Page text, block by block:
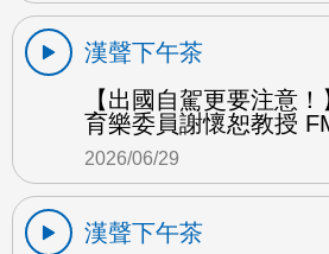
漢聲下午茶
【出國自駕更要注意
育樂委員謝懷恕教授
2026/06/29
漢聲下午茶